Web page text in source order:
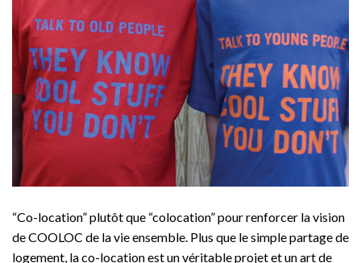
“Co-location” plutôt que “colocation” pour renforcer la vision
de COOLOC de la vie ensemble. Plus que le simple partage de
logement, la co-location est un véritable projet et un art de